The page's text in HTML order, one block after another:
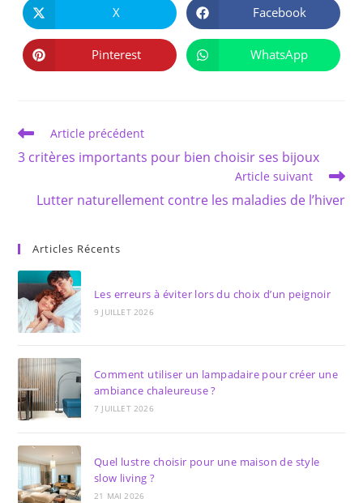
CE
CONTENU
Ouvrir
dans
une
autre
fenêtre
X Ouvrir
dans
une
autre
fenêtre
Facebook
Ouvrir
dans
Pinterest Ouvrir
dans
WhatsApp
Read
articles
Article précédent
3 critères importants pour bien choisir ses bijoux
Article suivant
Lutter naturellement contre les maladies de l’hiver
Articles Récents
Les erreurs à éviter lors du choix d’un peignoir
9 JUILLET 2026
Comment utiliser un lampadaire pour créer une
ambiance chaleureuse ?
7 JUILLET 2026
Quel lustre choisir pour une maison de style
slow living ?
21 MAI 2026